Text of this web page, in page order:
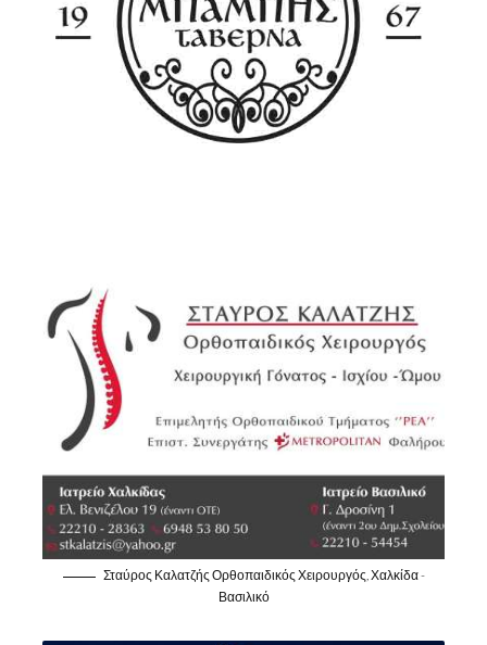
Σταύρος Καλατζής Ορθοπαιδικός Χειρουργός, Χαλκίδα -
Βασιλικό